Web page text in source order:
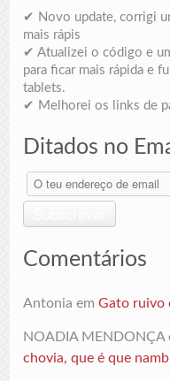
✔ Novo update, corrigi
mais rápis
✔ Atualizei o código e
para ficar mais rápida e
tablets.
✔ Melhorei os links de
Ditados no
O
teu
de
email
Comentários
Antonia emGato ruivo
NOADIA MENDONÇA
chovia, que é que